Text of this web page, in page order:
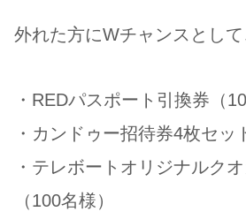
外れた方にWチャンスとして
・REDパスポート引換券（
・カンドゥー招待券4枚セッ
・テレボートオリジナルク
（100名様）